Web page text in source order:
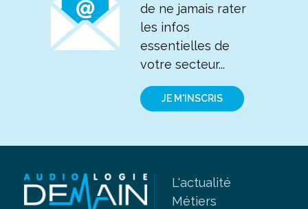
de ne jamais rater
les infos
essentielles de
votre secteur...
JE M'INSCRIS
L'actualité
Métiers